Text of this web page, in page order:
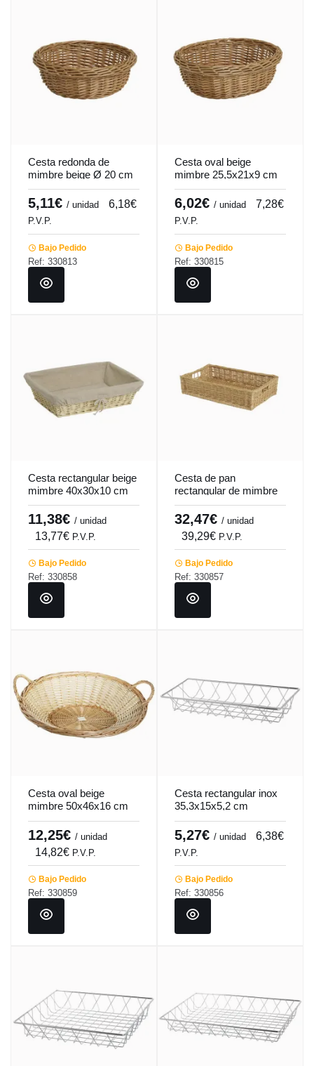
Cesta redonda de
mimbre beige Ø 20 cm
7 cm Pro.mundi
5,11€ / unidad 6,18€
P.V.P.
Bajo Pedido
Ref: 330813
Cesta oval beige
mimbre 25,5x21x9 cm
Pro.mundi
6,02€ / unidad 7,28€
P.V.P.
Bajo Pedido
Ref: 330815
Cesta rectangular beige
mimbre 40x30x10 cm
Pro.mundi
11,38€ / unidad
13,77€ P.V.P.
Bajo Pedido
Ref: 330858
Cesta de pan
rectangular de mimbre
60x39x13 cm
Pro.mundi
32,47€ / unidad
39,29€ P.V.P.
Bajo Pedido
Ref: 330857
Cesta oval beige
mimbre 50x46x16 cm
Pro.mundi
12,25€ / unidad
14,82€ P.V.P.
Bajo Pedido
Ref: 330859
Cesta rectangular inox
35,3x15x5,2 cm
Pro.mundi
5,27€ / unidad 6,38€
P.V.P.
Bajo Pedido
Ref: 330856